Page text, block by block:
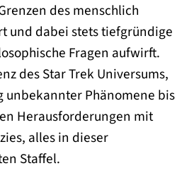
des menschlich
und dabei stets tiefgründige
Fragen aufwirft.
des Star Trek Universums,
unbekannter Phänomene bis
Herausforderungen mit
alles in dieser
Staffel.